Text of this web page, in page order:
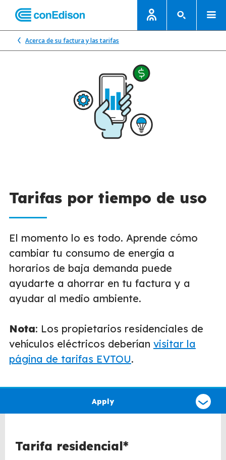
Acerca de su factura y las tarifas
Tarifas por tiempo de uso
El momento lo es todo. Aprende cómo
cambiar tu consumo de energía a
horarios de baja demanda puede
ayudarte a ahorrar en tu factura y a
ayudar al medio ambiente.
Nota: Los propietarios residenciales de
vehículos eléctricos deberían visitar la
página de tarifas EVTOU.
Apply
claim
Tarifa residencial*